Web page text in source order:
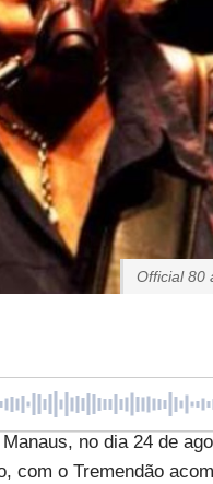
Official 80
no dia 24 de
com o Tremendão